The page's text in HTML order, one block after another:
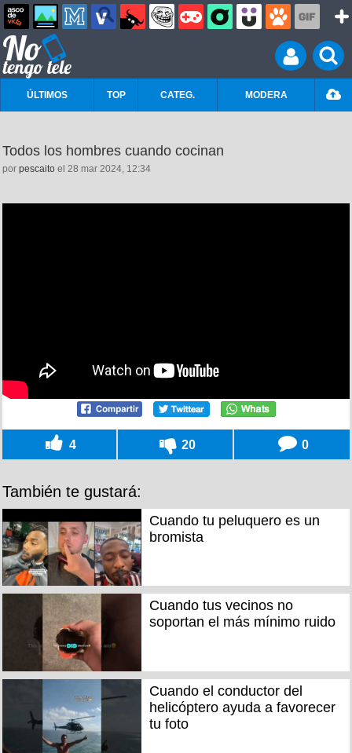
ÚLTIMOS TOP CATEG. MODERA
Todos los hombres cuando cocinan
por pescaito el 28 mar 2024, 12:34
4 20 0
También te gustará:
Cuando tu peluquero es un
bromista
Cuando tus vecinos no
soportan el más mínimo ruido
Cuando el conductor del
helicóptero ayuda a favorecer
tu foto